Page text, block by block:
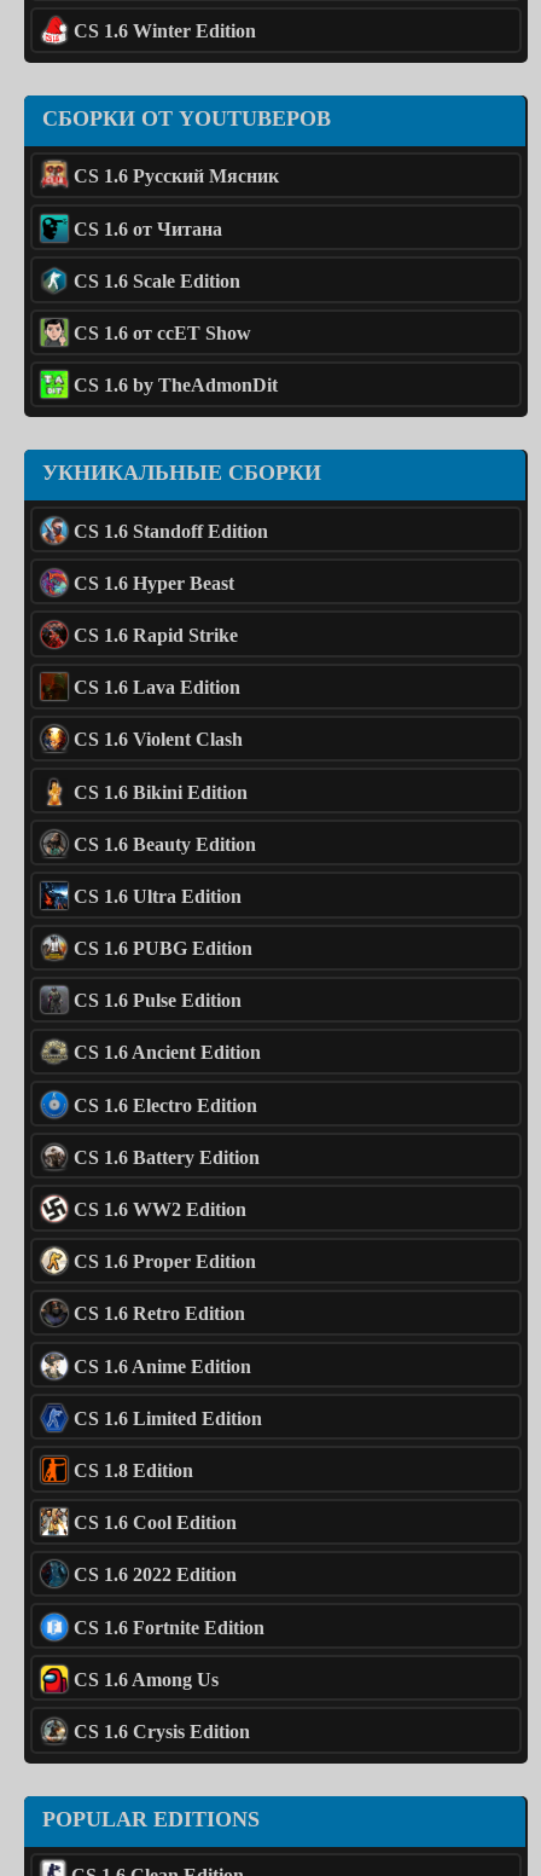
CS 1.6 Winter Edition
СБОРКИ ОТ YOUTUBЕРОВ
CS 1.6 Русский Мясник
CS 1.6 от Читана
CS 1.6 Scale Edition
CS 1.6 от ccET Show
CS 1.6 by TheAdmonDit
УКНИКАЛЬНЫЕ СБОРКИ
CS 1.6 Standoff Edition
CS 1.6 Hyper Beast
CS 1.6 Rapid Strike
CS 1.6 Lava Edition
CS 1.6 Violent Clash
CS 1.6 Bikini Edition
CS 1.6 Beauty Edition
CS 1.6 Ultra Edition
CS 1.6 PUBG Edition
CS 1.6 Pulse Edition
CS 1.6 Ancient Edition
CS 1.6 Electro Edition
CS 1.6 Battery Edition
CS 1.6 WW2 Edition
CS 1.6 Proper Edition
CS 1.6 Retro Edition
CS 1.6 Anime Edition
CS 1.6 Limited Edition
CS 1.8 Edition
CS 1.6 Cool Edition
CS 1.6 2022 Edition
CS 1.6 Fortnite Edition
CS 1.6 Among Us
CS 1.6 Crysis Edition
POPULAR EDITIONS